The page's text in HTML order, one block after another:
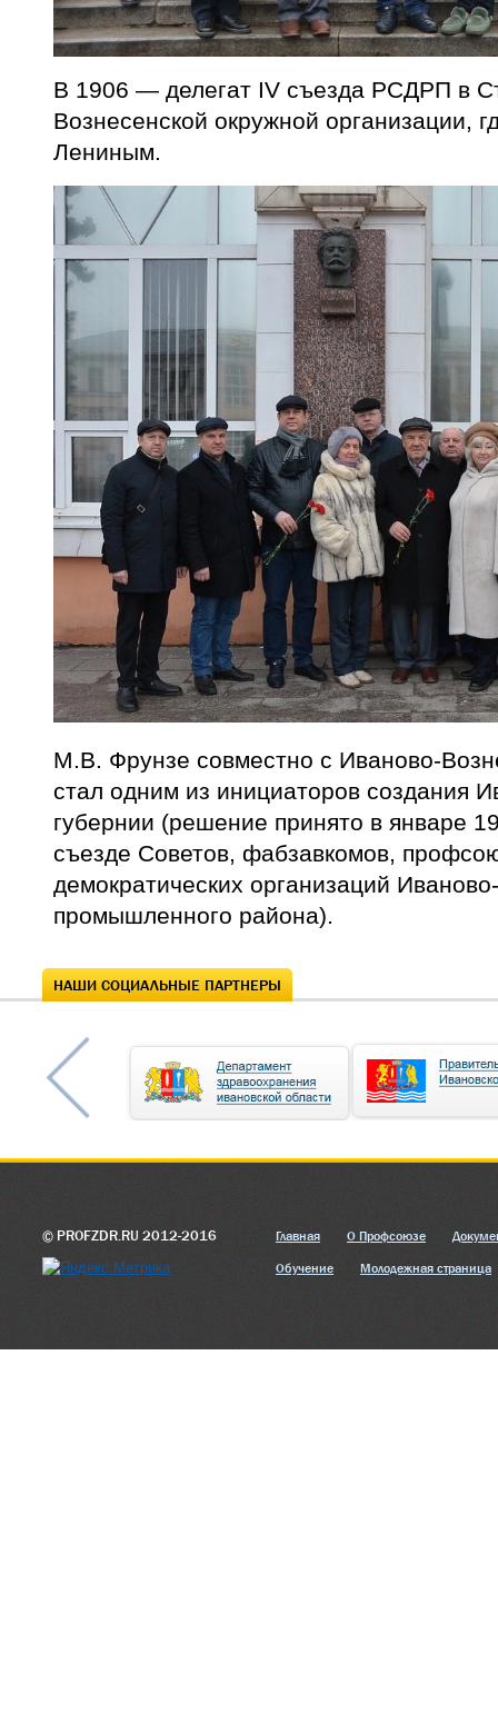
В 1906 — делегат IV съезда РСДРП в
Вознесенской окружной организации,
Лениным.
М.В. Фрунзе совместно с Иваново-
стал одним из инициаторов создания
губернии (решение принято в январе
съезде Советов, фабзавкомов,
демократических организаций
промышленного района).
НАШИ СОЦИАЛЬНЫЕ ПАРТНЕРЫ
© PROFZDR.RU 2012-2016 Главная О Профсоюзе
Обучение Молодежная страница